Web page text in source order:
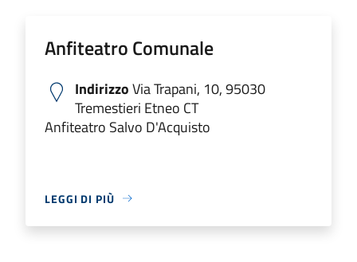
Anfiteatro Comunale
IndirizzoVia Trapani, 10, 95030
Tremestieri Etneo CT
Anfiteatro Salvo D'Acquisto
LEGGI DI PIÙ